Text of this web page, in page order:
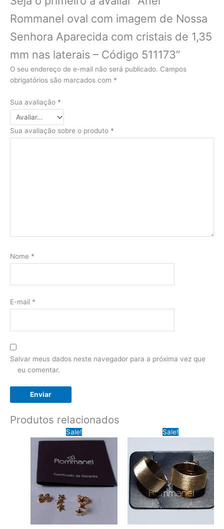
Rommanel oval com imagem de Nossa
Senhora Aparecida com cristais de 1,35
mm nas laterais – Código 511173”
O seu endereço de e-mail não será publicado. Campos
obrigatórios são marcados com *
Sua avaliação *
Sua avaliação sobre o produto *
Nome *
E-mail *
Salvar meus dados neste navegador para a próxima vez que
eu comentar.
Produtos relacionados
Sale! Sale!